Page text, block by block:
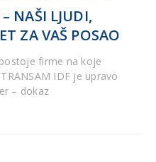
NAŠI LJUDI,
ZA VAŠ POSAO
firme na koje
IDF je upravo
– dokaz